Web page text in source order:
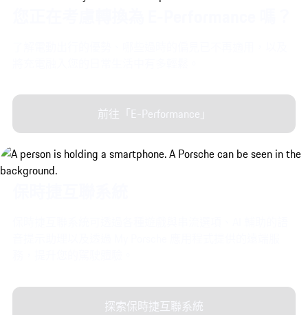
前往「E-Performance」
探索保時捷互聯系統